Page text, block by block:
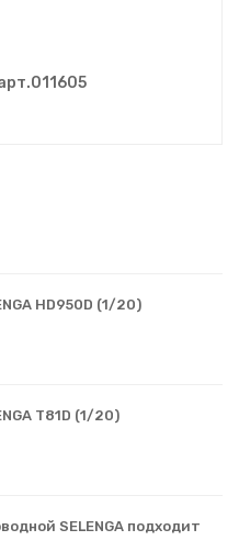
HD950D (1/20)
T81D (1/20)
SELENGA подходит